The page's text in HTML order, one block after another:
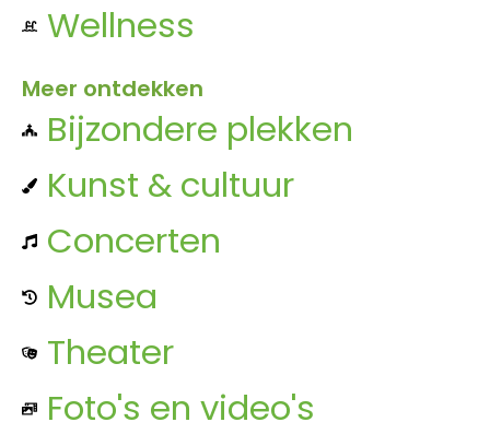
Wellness
Meer ontdekken
Bijzondere plekken
Kunst & cultuur
Concerten
Musea
Theater
Foto's en video's